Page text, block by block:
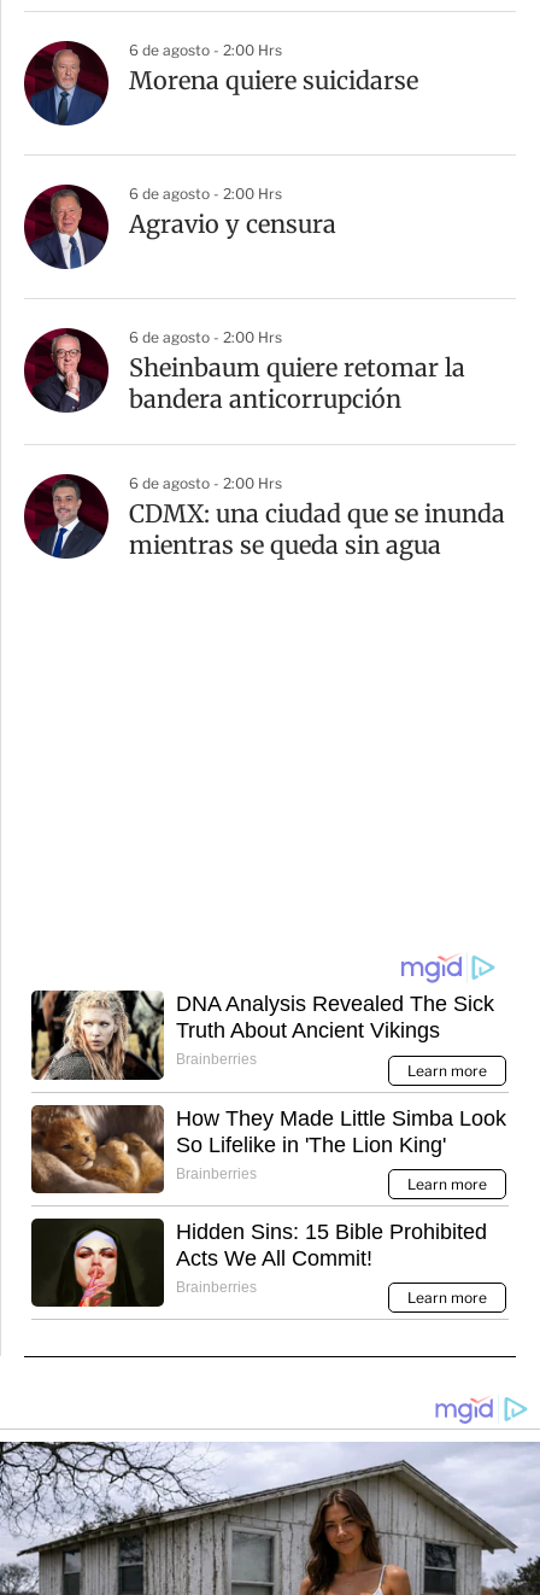
6 de agosto - 2:00 Hrs
Morena quiere suicidarse
6 de agosto - 2:00 Hrs
Agravio y censura
6 de agosto - 2:00 Hrs
Sheinbaum quiere retomar la
bandera anticorrupción
6 de agosto - 2:00 Hrs
CDMX: una ciudad que se inunda
mientras se queda sin agua